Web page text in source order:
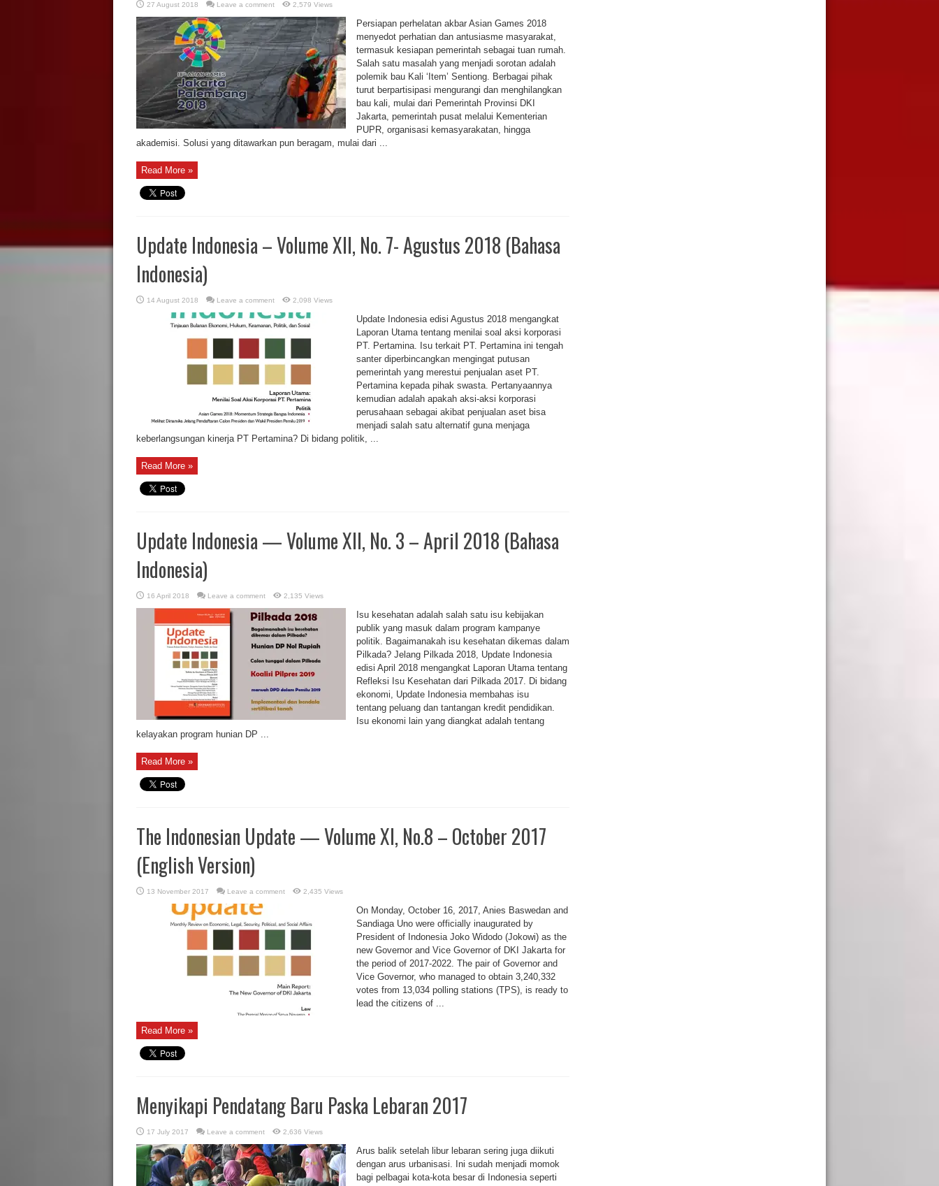
27 August 2018 Leave a comment 2,579 Views
Persiapan perhelatan akbar Asian Games 2018
menyedot perhatian dan antusiasme masyarakat,
termasuk kesiapan pemerintah sebagai tuan rumah.
Salah satu masalah yang menjadi sorotan adalah
polemik bau Kali ‘Item’ Sentiong. Berbagai pihak
turut berpartisipasi mengurangi dan menghilangkan
bau kali, mulai dari Pemerintah Provinsi DKI
Jakarta, pemerintah pusat melalui Kementerian
PUPR, organisasi kemasyarakatan, hingga
akademisi. Solusi yang ditawarkan pun beragam, mulai dari ...
Read More »
Update Indonesia – Volume XII, No. 7- Agustus 2018 (Bahasa
Indonesia)
14 August 2018 Leave a comment 2,098 Views
Update Indonesia edisi Agustus 2018 mengangkat
Laporan Utama tentang menilai soal aksi korporasi
PT. Pertamina. Isu terkait PT. Pertamina ini tengah
santer diperbincangkan mengingat putusan
pemerintah yang merestui penjualan aset PT.
Pertamina kepada pihak swasta. Pertanyaannya
kemudian adalah apakah aksi-aksi korporasi
perusahaan sebagai akibat penjualan aset bisa
menjadi salah satu alternatif guna menjaga
keberlangsungan kinerja PT Pertamina? Di bidang politik, ...
Read More »
Update Indonesia — Volume XII, No. 3 – April 2018 (Bahasa
Indonesia)
16 April 2018 Leave a comment 2,135 Views
Isu kesehatan adalah salah satu isu kebijakan
publik yang masuk dalam program kampanye
politik. Bagaimanakah isu kesehatan dikemas dalam
Pilkada? Jelang Pilkada 2018, Update Indonesia
edisi April 2018 mengangkat Laporan Utama tentang
Refleksi Isu Kesehatan dari Pilkada 2017. Di bidang
ekonomi, Update Indonesia membahas isu
tentang peluang dan tantangan kredit pendidikan.
Isu ekonomi lain yang diangkat adalah tentang
kelayakan program hunian DP ...
Read More »
The Indonesian Update — Volume XI, No.8 – October 2017
(English Version)
13 November 2017 Leave a comment 2,435 Views
On Monday, October 16, 2017, Anies Baswedan and
Sandiaga Uno were officially inaugurated by
President of Indonesia Joko Widodo (Jokowi) as the
new Governor and Vice Governor of DKI Jakarta for
the period of 2017-2022. The pair of Governor and
Vice Governor, who managed to obtain 3,240,332
votes from 13,034 polling stations (TPS), is ready to
lead the citizens of ...
Read More »
Menyikapi Pendatang Baru Paska Lebaran 2017
17 July 2017 Leave a comment 2,636 Views
Arus balik setelah libur lebaran sering juga diikuti
dengan arus urbanisasi. Ini sudah menjadi momok
bagi pelbagai kota-kota besar di Indonesia seperti